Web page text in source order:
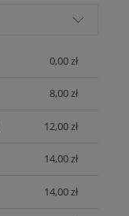
0,00 zł
8,00 zł
12,00 zł
14,00 zł
14,00 zł